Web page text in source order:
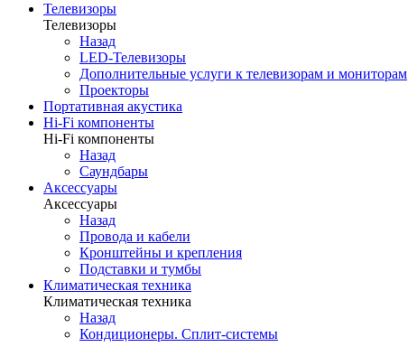
Телевизоры
Телевизоры
Назад
LED-Телевизоры
Дополнительные услуги к телевизорам и мониторам
Проекторы
Портативная акустика
Hi-Fi компоненты
Hi-Fi компоненты
Назад
Саундбары
Аксессуары
Аксессуары
Назад
Провода и кабели
Кронштейны и крепления
Подставки и тумбы
Климатическая техника
Климатическая техника
Назад
Кондиционеры. Сплит-системы